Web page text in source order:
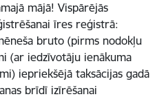
mājā! Vispārējās
īres reģistrā:
bruto (pirms nodokļu
(ar iedzīvotāju ienākuma
iepriekšējā taksācijas gadā
brīdī izīrēšanai